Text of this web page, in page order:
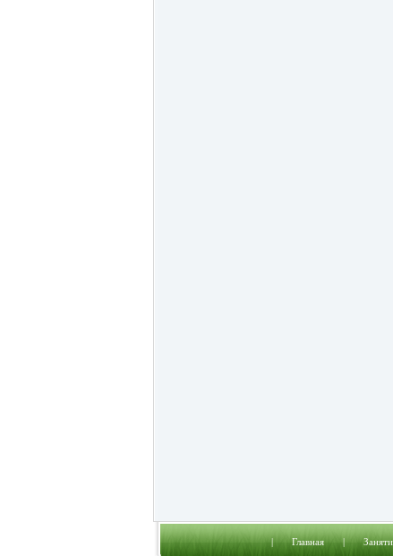
|Главная|